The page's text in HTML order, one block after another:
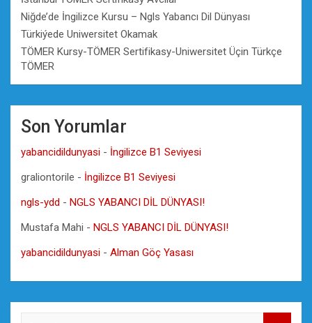
Niğde’de İngilizce Kursu – Ngls Yabancı Dil Dünyası
Türkiýede Uniwersitet Okamak
TÖMER Kursy-TÖMER Sertifikasy-Uniwersitet Üçin Türkçe
TÖMER
Son Yorumlar
yabancidildunyasi - İngilizce B1 Seviyesi
graliontorile - İngilizce B1 Seviyesi
ngls-ydd - NGLS YABANCI DİL DÜNYASI!
Mustafa Mahi - NGLS YABANCI DİL DÜNYASI!
yabancidildunyasi - Alman Göç Yasası